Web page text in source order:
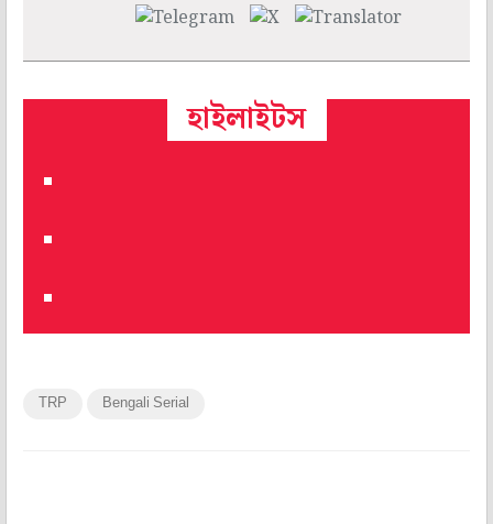
হাইলাইটস
TRP Bengali Serial